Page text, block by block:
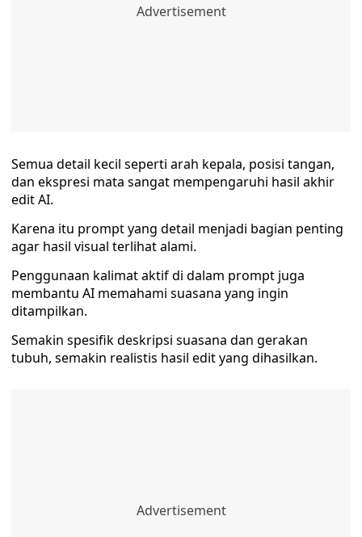
Semua detail kecil seperti arah kepala, posisi tangan,
dan ekspresi mata sangat mempengaruhi hasil akhir
edit AI.
Karena itu prompt yang detail menjadi bagian penting
agar hasil visual terlihat alami.
Penggunaan kalimat aktif di dalam prompt juga
membantu AI memahami suasana yang ingin
ditampilkan.
Semakin spesifik deskripsi suasana dan gerakan
tubuh, semakin realistis hasil edit yang dihasilkan.